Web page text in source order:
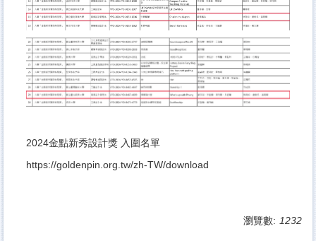
2024金點新秀設計獎 入圍名單
https://goldenpin.org.tw/zh-TW/download
瀏覽數: 1232